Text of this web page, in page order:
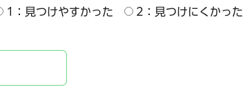
1：見つけやすかった
2：見つけにくかった